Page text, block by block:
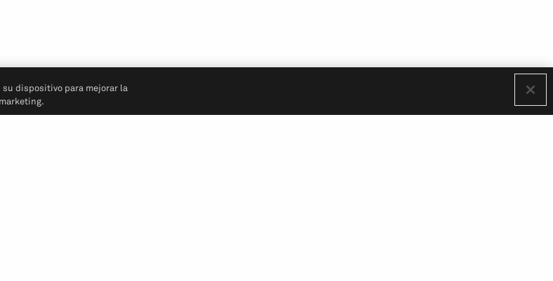
su dispositivo para mejorar la